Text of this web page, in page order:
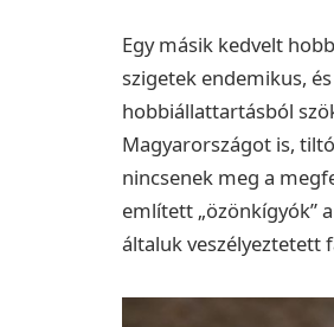
Egy másik kedvelt
szigetek endemikus,
hobbiállattartásból
Magyarországot is,
nincsenek meg a
említett „özönkígyók”
általuk veszélyeztetett